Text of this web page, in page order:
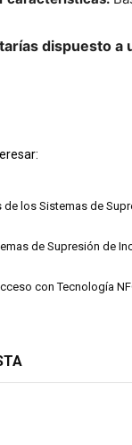
dispuesto a
los Sistemas de
de Supresión de
con Tecnología